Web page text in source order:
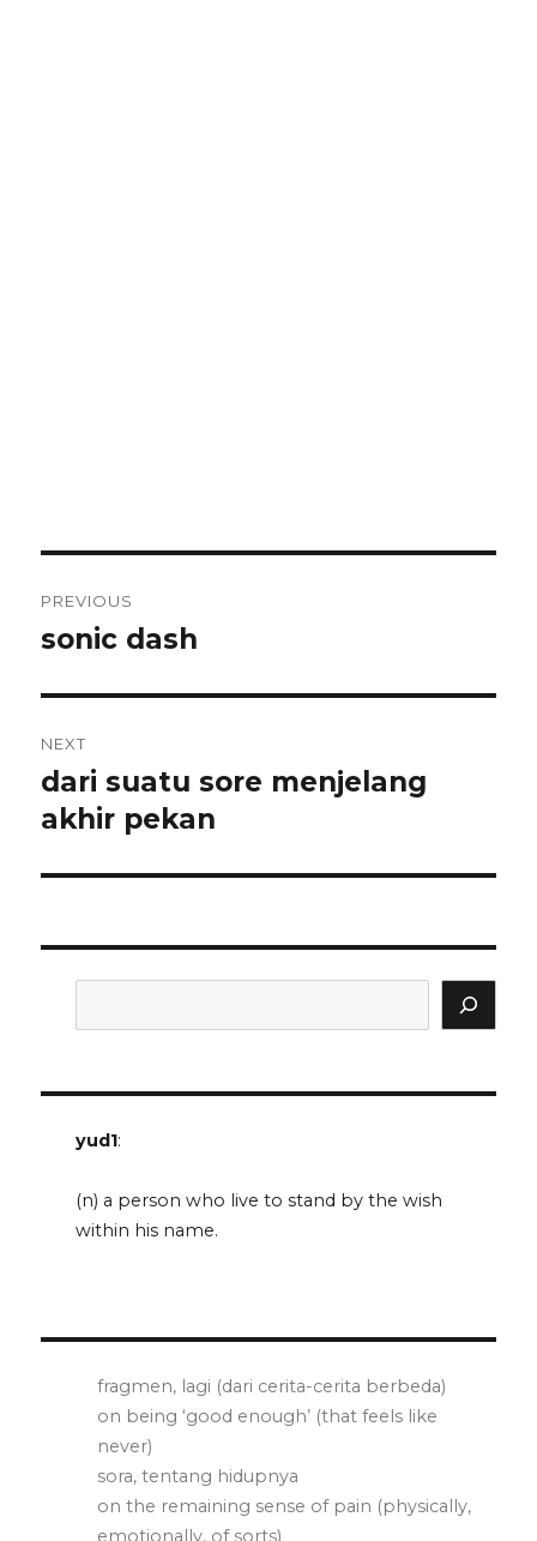
navigation
PREVIOUS
Previous
sonic dash
NEXT
Next
post:
dari suatu sore menjelang
akhir pekan
yud1:
(n) a person who live to stand by the wish
within his name.
fragmen, lagi (dari cerita-cerita berbeda)
on being ‘good enough’ (that feels like
never)
sora, tentang hidupnya
on the remaining sense of pain (physically,
emotionally, of sorts)